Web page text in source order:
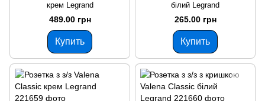
крем Legrand
489.00 грн
Купить
білий Legrand
265.00 грн
Купить